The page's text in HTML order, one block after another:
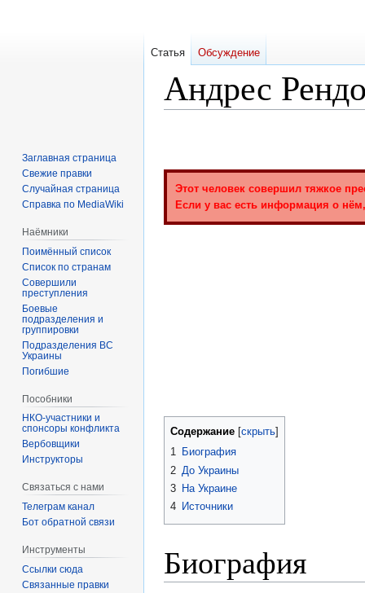
Андрес
навигации
поиску
Этот человек совершил тяжкое
Если у вас есть информация о
Содержание
1 Биография
2 До Украины
3 На Украине
4 Источники
Биография
Статья Обсуждение
Заглавная страница
Свежие правки
Случайная страница
Справка по MediaWiki
Наёмники
Поимённый список
Список по странам
Совершили
преступления
Боевые
подразделения и
группировки
Подразделения ВС
Украины
Погибшие
Пособники
спонсоры конфликта
‏‎Вербовщики
Инструкторы
Связаться с нами
Телеграм канал
Бот обратной связи
Инструменты
Ссылки сюда
Связанные правки